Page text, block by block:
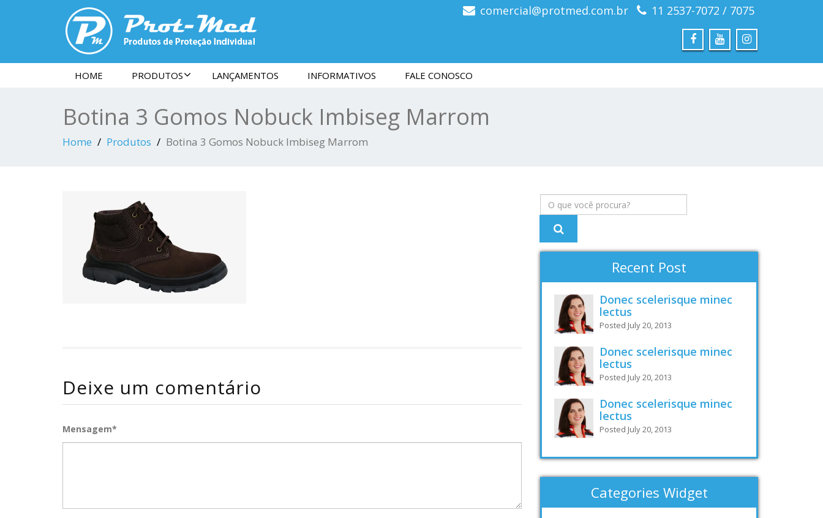
comercial@protmed.com.br 11 2537-7072 / 7075
HOME PRODUTOS LANÇAMENTOS INFORMATIVOS FALE CONOSCO
Botina 3 Gomos Nobuck Imbiseg Marrom
Home Produtos Botina 3 Gomos Nobuck Imbiseg Marrom
Deixe um comentário
Mensagem*
Recent Post
Donec scelerisque minec
lectus
Posted July 20, 2013
Donec scelerisque minec
lectus
Posted July 20, 2013
Donec scelerisque minec
lectus
Posted July 20, 2013
Categories Widget